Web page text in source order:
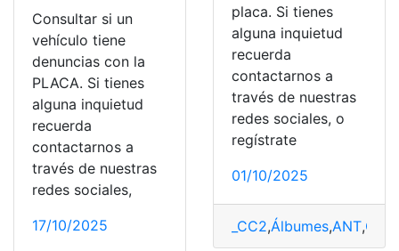
Consultar si un
vehículo tiene
denuncias con la
PLACA. Si tienes
alguna inquietud
recuerda
contactarnos a
través de nuestras
redes sociales,
17/10/2025
placa. Si tienes
alguna inquietud
recuerda
contactarnos a
través de nuestras
redes sociales, o
regístrate
01/10/2025
_CC2,Álbumes,ANT,